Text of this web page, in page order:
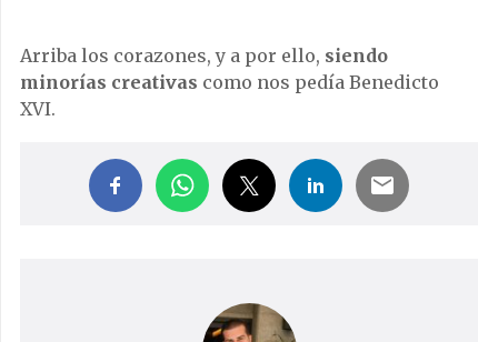
Arriba los corazones, y a por ello, siendo
minorías creativas como nos pedía Benedicto
XVI.